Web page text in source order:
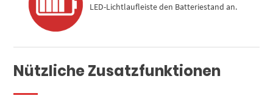
LED-Lichtlaufleiste den Batteriestand an.
Nützliche Zusatzfunktionen